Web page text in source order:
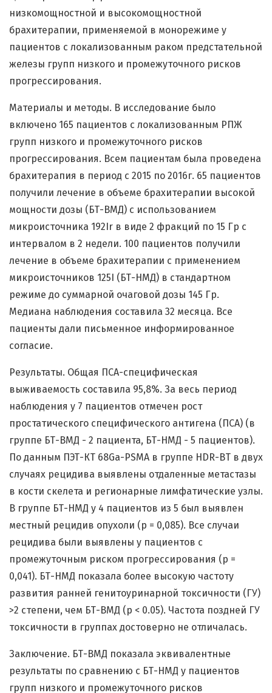
низкомощностной и высокомощностной
брахитерапии, применяемой в монорежиме у
пациентов с локализованным раком предстательной
железы групп низкого и промежуточного рисков
прогрессирования.
Материалы и методы. В исследование было
включено 165 пациентов с локализованным РПЖ
групп низкого и промежуточного рисков
прогрессирования. Всем пациентам была проведена
брахитерапия в период с 2015 по 2016г. 65 пациентов
получили лечение в объеме брахитерапии высокой
мощности дозы (БТ-ВМД) с использованием
микроисточника 192Ir в виде 2 фракций по 15 Гр с
интервалом в 2 недели. 100 пациентов получили
лечение в объеме брахитерапии с применением
микроисточников 125I (БТ-НМД) в стандартном
режиме до суммарной очаговой дозы 145 Гр.
Медиана наблюдения составила 32 месяца. Все
пациенты дали письменное информированное
согласие.
Результаты. Общая ПСА-специфическая
выживаемость составила 95,8%. За весь период
наблюдения у 7 пациентов отмечен рост
простатического специфического антигена (ПСА) (в
группе БТ-ВМД - 2 пациента, БТ-НМД - 5 пациентов).
По данным ПЭТ-КТ 68Ga-PSMA в группе HDR-BT в двух
случаях рецидива выявлены отдаленные метастазы
в кости скелета и регионарные лимфатические узлы.
В группе БТ-НМД у 4 пациентов из 5 был выявлен
местный рецидив опухоли (р = 0,085). Все случаи
рецидива были выявлены у пациентов с
промежуточным риском прогрессирования (р =
0,041). БТ-НМД показала более высокую частоту
развития ранней генитоуринарной токсичности (ГУ)
>2 степени, чем БТ-ВМД (p < 0.05). Частота поздней ГУ
токсичности в группах достоверно не отличалась.
Заключение. БТ-ВМД показала эквивалентные
результаты по сравнению с БТ-НМД у пациентов
групп низкого и промежуточного рисков